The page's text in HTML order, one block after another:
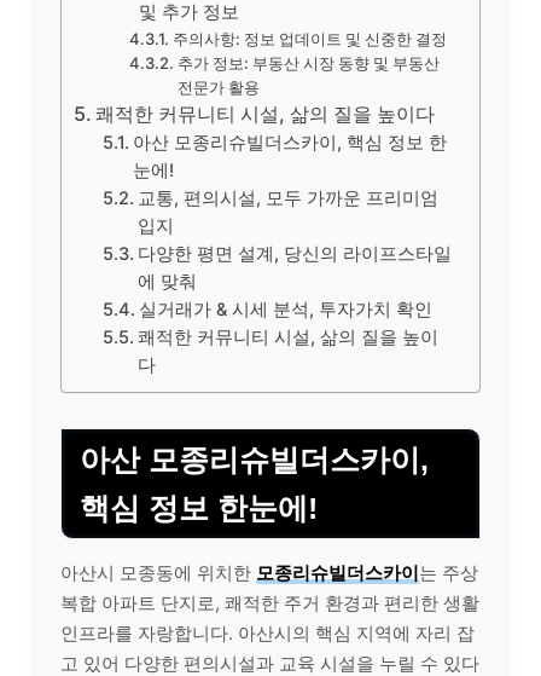
및 추가 정보
주의사항: 정보 업데이트 및 신중한 결정
추가 정보: 부동산 시장 동향 및 부동산
전문가 활용
쾌적한 커뮤니티 시설, 삶의 질을 높이다
아산 모종리슈빌더스카이, 핵심 정보 한
눈에!
교통, 편의시설, 모두 가까운 프리미엄
입지
다양한 평면 설계, 당신의 라이프스타일
에 맞춰
실거래가 & 시세 분석, 투자가치 확인
쾌적한 커뮤니티 시설, 삶의 질을 높이
다
아산 모종리슈빌더스카이,
핵심 정보 한눈에!
아산시 모종동에 위치한 모종리슈빌더스카이는 주상
복합 아파트 단지로, 쾌적한 주거 환경과 편리한 생활
인프라를 자랑합니다. 아산시의 핵심 지역에 자리 잡
고 있어 다양한 편의시설과 교육 시설을 누릴 수 있다